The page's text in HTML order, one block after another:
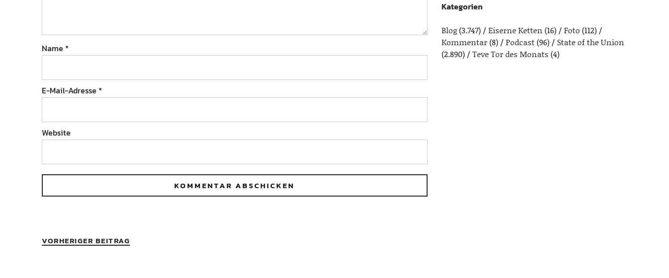
Name *
E-Mail-Adresse *
Website
VORHERIGER BEITRAG
Kategorien
Blog(3.747) Eiserne Ketten (16) Foto (112)
Kommentar(8) Podcast(96)
State of the Union
(2.890)
Teve Tor des Monats (4)